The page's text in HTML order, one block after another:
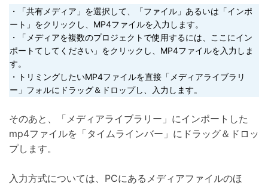
・「共有メディア」を選択して、「ファイル」あるいは「インポ
ート」をクリックし、MP4ファイルを入力します。
・「メディアを複数のプロジェクトで使用するには、ここにイン
ポートてしてください」をクリックし、MP4ファイルを入力しま
す。
・トリミングしたいMP4ファイルを直接「メディアライブラリ
ー」フォルにドラッグ＆ドロップし、入力します。
そのあと、「メディアライブラリー」にインポートした
mp4ファイルを「タイムラインバー」にドラッグ＆ドロッ
プします。
入力方式については、PCにあるメディアファイルのほ